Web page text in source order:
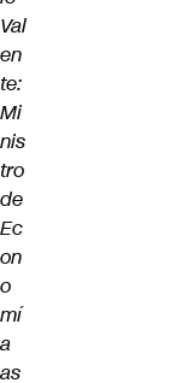
Val
en
te:
Mi
nis
tro
de
Ec
on
o
mí
a
as